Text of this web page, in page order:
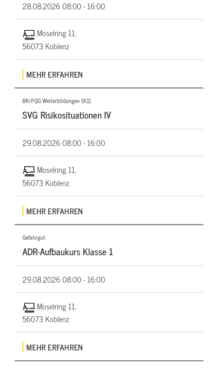
28.08.202608:00 - 16:00
Moselring 11,
56073 Koblenz
MEHR ERFAHREN
BKrFQG Weiterbildungen (K1)
SVG Risikosituationen IV
29.08.202608:00 - 16:00
Moselring 11,
56073 Koblenz
MEHR ERFAHREN
Gefahrgut
ADR-Aufbaukurs Klasse 1
29.08.202608:00 - 16:00
Moselring 11,
56073 Koblenz
MEHR ERFAHREN